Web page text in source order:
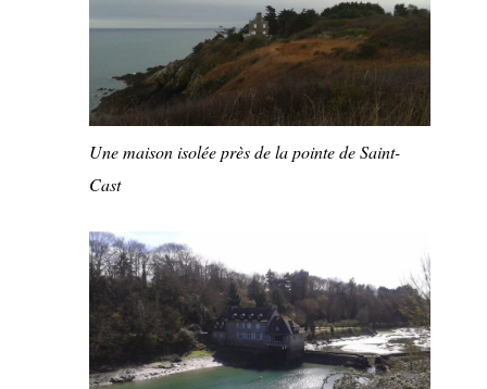
Une maison isolée près de la pointe de Saint-
Cast